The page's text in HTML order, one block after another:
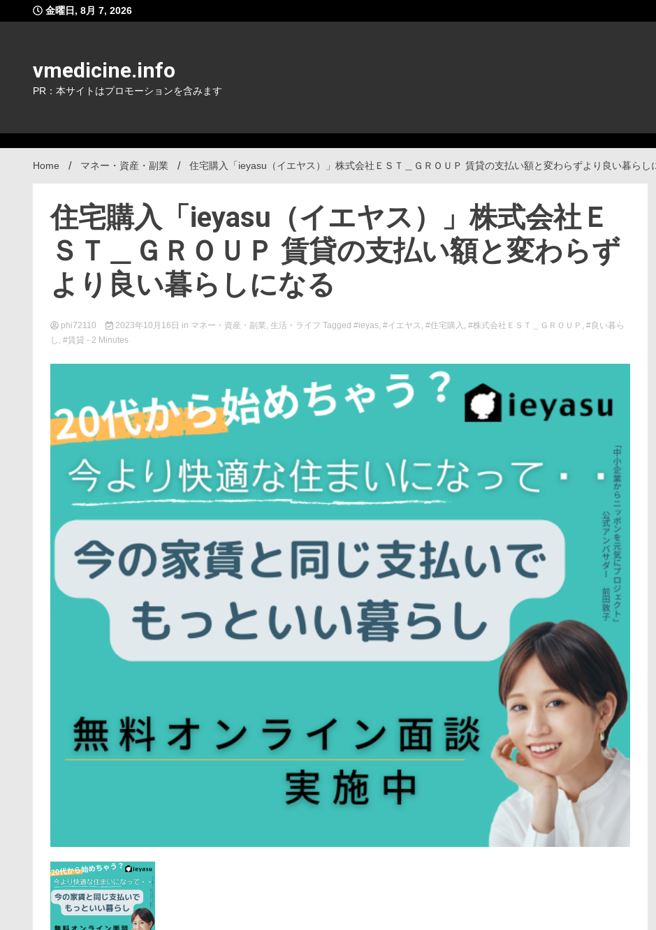
to
金曜日, 8月 7, 2026
vmedicine.info
PR：本サイトはプロモーションを含みます
Home マネー・資産・副業 住宅購入「ieyasu（イエヤス）」株式会社ＥＳＴ＿ＧＲＯＵＰ 賃貸の支払い額と変わらずより良い暮らし
住宅購入「ieyasu（イエヤス）」株式会社Ｅ
ＳＴ＿ＧＲＯＵＰ 賃貸の支払い額と変わらず
より良い暮らしになる
phi72110 2023年10月16日 in マネー・資産・副業, 生活・ライフ Tagged #ieyas, #イエヤス , #住宅購入 , #株式会社ＥＳＴ＿ＧＲＯＵＰ , #良い暮ら
し , #賃貸 - 2 Minutes